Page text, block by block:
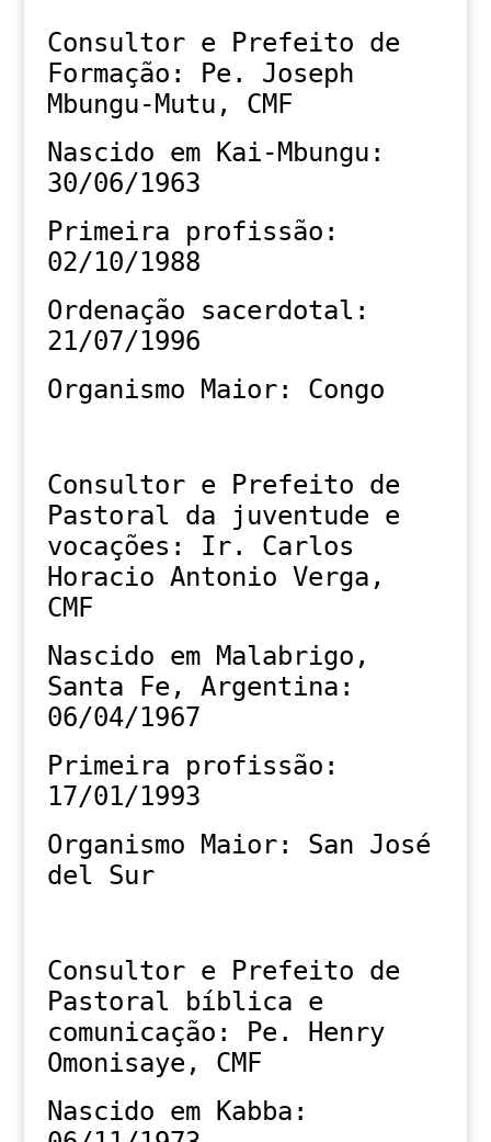
Consultor e Prefeito de
Formação: Pe. Joseph
Mbungu-Mutu, CMF
Nascido em Kai-Mbungu:
30/06/1963
Primeira profissão:
02/10/1988
Ordenação sacerdotal:
21/07/1996
Organismo Maior: Congo
Consultor e Prefeito de
Pastoral da juventude e
vocações: Ir. Carlos
Horacio Antonio Verga,
CMF
Nascido em Malabrigo,
Santa Fe, Argentina:
06/04/1967
Primeira profissão:
17/01/1993
Organismo Maior: San José
del Sur
Consultor e Prefeito de
Pastoral bíblica e
comunicação: Pe. Henry
Omonisaye, CMF
Nascido em Kabba: